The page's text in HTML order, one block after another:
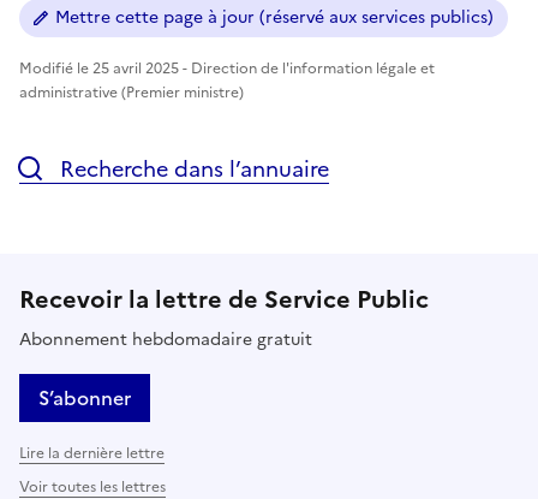
Mettre cette page à jour (réservé aux services publics)
Modifié le 25 avril 2025 - Direction de l'information légale et
administrative (Premier ministre)
Recherche dans l’annuaire
Recevoir la lettre de Service Public
Abonnement hebdomadaire gratuit
S’abonner
Lire la dernière lettre
Voir toutes les lettres